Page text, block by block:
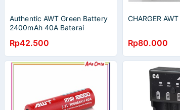
Authentic AWT Green Battery
2400mAh 40A Baterai
Rp42.500
CHARGER
Rp80.000